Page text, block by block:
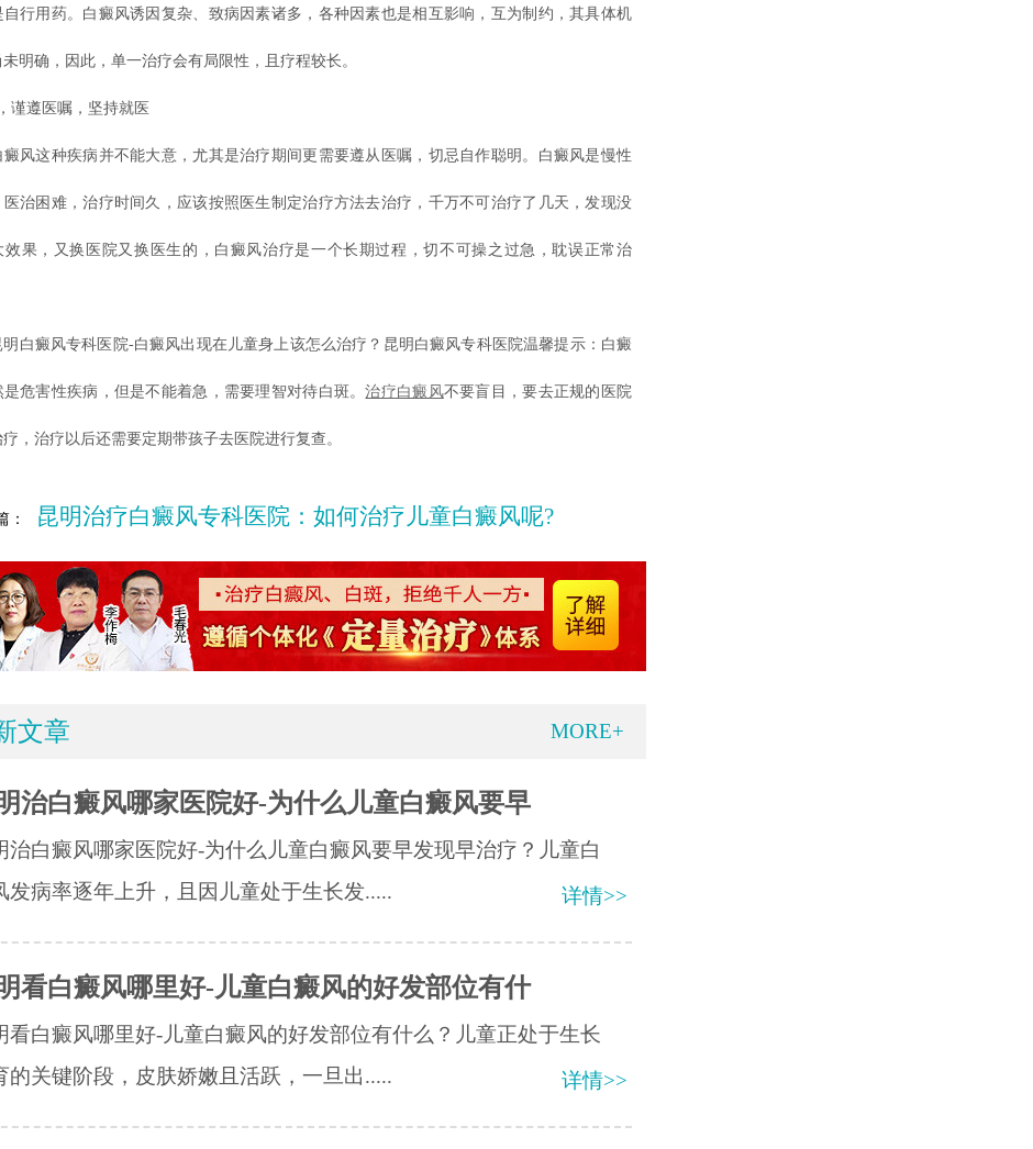
自行用药。白癜风诱因复杂、致病因素诸多，各种因素也是相互影响，互为制约，其具体机
明确，因此，单一治疗会有局限性，且疗程较长。
遵医嘱，坚持就医
这种疾病并不能大意，尤其是治疗期间更需要遵从医嘱，切忌自作聪明。白癜风是慢性
医治困难，治疗时间久，应该按照医生制定治疗方法去治疗，千万不可治疗了几天，发现没
效果，又换医院又换医生的，白癜风治疗是一个长期过程，切不可操之过急，耽误正常治
癜风专科医院-白癜风出现在儿童身上该怎么治疗？昆明白癜风专科医院温馨提示：白癜
是危害性疾病，但是不能着急，需要理智对待白斑。治疗白癜风不要盲目，要去正规的医院
，治疗以后还需要定期带孩子去医院进行复查。
： 昆明治疗白癜风专科医院：如何治疗儿童白癜风呢?
文章 MORE+
治白癜风哪家医院好-为什么儿童白癜风要早
治白癜风哪家医院好-为什么儿童白癜风要早发现早治疗？儿童白
发病率逐年上升，且因儿童处于生长发.....
详情>>
看白癜风哪里好-儿童白癜风的好发部位有什
看白癜风哪里好-儿童白癜风的好发部位有什么？儿童正处于生长
的关键阶段，皮肤娇嫩且活跃，一旦出.....
详情>>